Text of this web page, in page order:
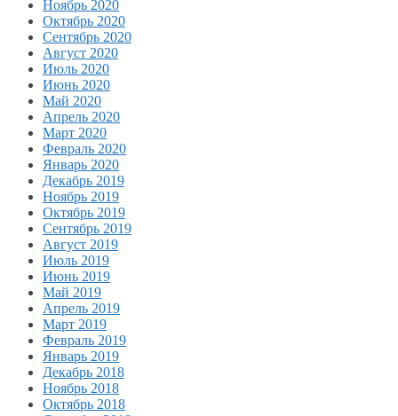
Ноябрь 2020
Октябрь 2020
Сентябрь 2020
Август 2020
Июль 2020
Июнь 2020
Май 2020
Апрель 2020
Март 2020
Февраль 2020
Январь 2020
Декабрь 2019
Ноябрь 2019
Октябрь 2019
Сентябрь 2019
Август 2019
Июль 2019
Июнь 2019
Май 2019
Апрель 2019
Март 2019
Февраль 2019
Январь 2019
Декабрь 2018
Ноябрь 2018
Октябрь 2018